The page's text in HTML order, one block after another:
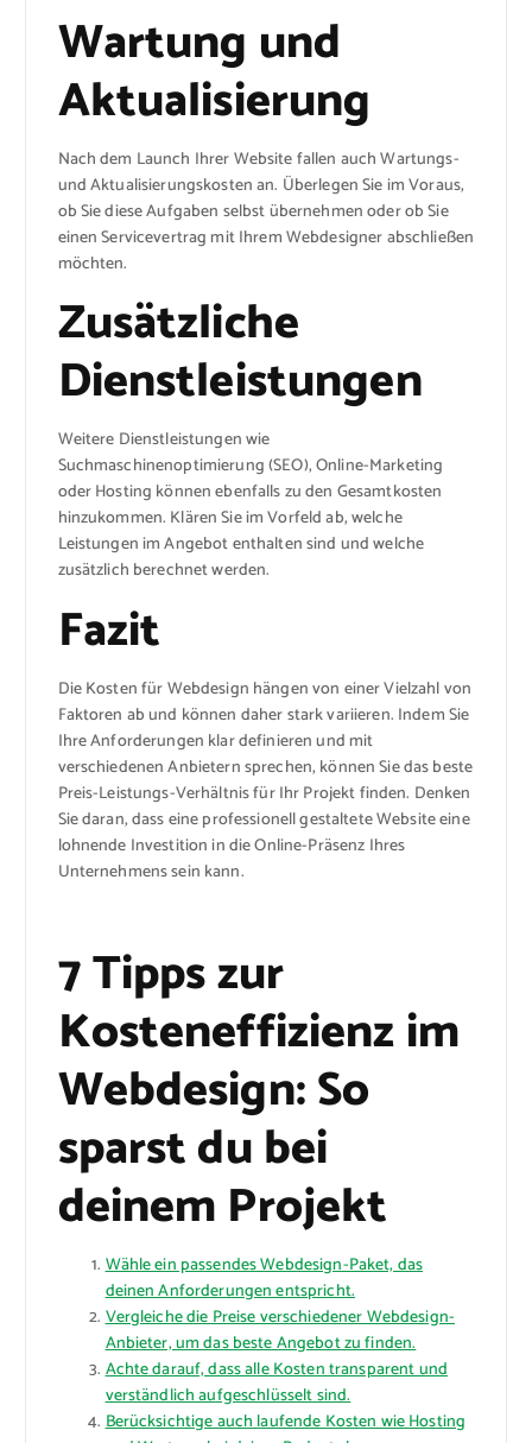
Wartung und
Aktualisierung
Nach dem Launch Ihrer Website fallen auch Wartungs-
und Aktualisierungskosten an. Überlegen Sie im Voraus,
ob Sie diese Aufgaben selbst übernehmen oder ob Sie
einen Servicevertrag mit Ihrem Webdesigner abschließen
möchten.
Zusätzliche
Dienstleistungen
Weitere Dienstleistungen wie
Suchmaschinenoptimierung (SEO), Online-Marketing
oder Hosting können ebenfalls zu den Gesamtkosten
hinzukommen. Klären Sie im Vorfeld ab, welche
Leistungen im Angebot enthalten sind und welche
zusätzlich berechnet werden.
Fazit
Die Kosten für Webdesign hängen von einer Vielzahl von
Faktoren ab und können daher stark variieren. Indem Sie
Ihre Anforderungen klar definieren und mit
verschiedenen Anbietern sprechen, können Sie das beste
Preis-Leistungs-Verhältnis für Ihr Projekt finden. Denken
Sie daran, dass eine professionell gestaltete Website eine
lohnende Investition in die Online-Präsenz Ihres
Unternehmens sein kann.
7 Tipps zur
Kosteneffizienz im
Webdesign: So
sparst du bei
deinem Projekt
Wähle ein passendes Webdesign-Paket, das
deinen Anforderungen entspricht.
Vergleiche die Preise verschiedener Webdesign-
Anbieter, um das beste Angebot zu finden.
Achte darauf, dass alle Kosten transparent und
verständlich aufgeschlüsselt sind.
Berücksichtige auch laufende Kosten wie Hosting